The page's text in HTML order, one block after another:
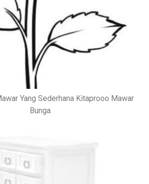
Yang Sederhana Kitaprooo Mawar
Bunga